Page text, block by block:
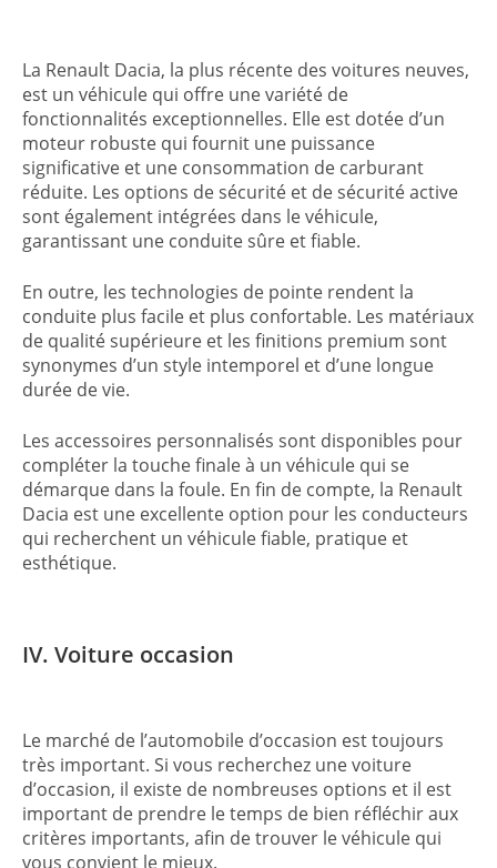
La Renault Dacia, la plus récente des voitures neuves,
est un véhicule qui offre une variété de
fonctionnalités exceptionnelles. Elle est dotée d’un
moteur robuste qui fournit une puissance
significative et une consommation de carburant
réduite. Les options de sécurité et de sécurité active
sont également intégrées dans le véhicule,
garantissant une conduite sûre et fiable.
En outre, les technologies de pointe rendent la
conduite plus facile et plus confortable. Les matériaux
de qualité supérieure et les finitions premium sont
synonymes d’un style intemporel et d’une longue
durée de vie.
Les accessoires personnalisés sont disponibles pour
compléter la touche finale à un véhicule qui se
démarque dans la foule. En fin de compte, la Renault
Dacia est une excellente option pour les conducteurs
qui recherchent un véhicule fiable, pratique et
esthétique.
IV. Voiture occasion
Le marché de l’automobile d’occasion est toujours
très important. Si vous recherchez une voiture
d’occasion, il existe de nombreuses options et il est
important de prendre le temps de bien réfléchir aux
critères importants, afin de trouver le véhicule qui
vous convient le mieux.